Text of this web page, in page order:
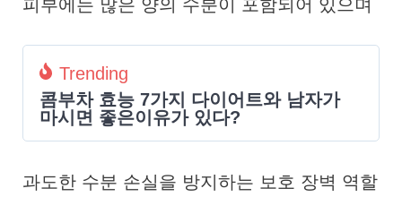
피부에는 많은 양의 수분이 포함되어 있으며
Trending
콤부차 효능 7가지 다이어트와 남자가
마시면 좋은이유가 있다?
과도한 수분 손실을 방지하는 보호 장벽 역할